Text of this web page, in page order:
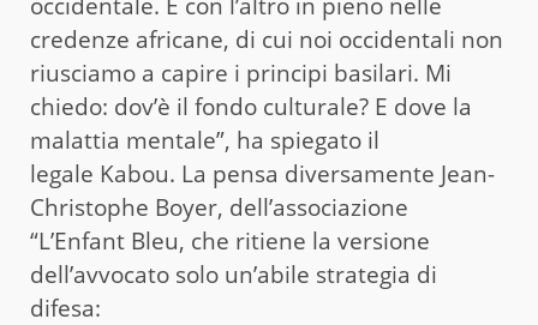
credenze africane, di cui noi occidentali non
riusciamo a capire i principi basilari. Mi
chiedo: dov’è il fondo culturale? E dove la
malattia mentale”, ha spiegato il
legale Kabou. La pensa diversamente Jean-
Christophe Boyer, dell’associazione
“L’Enfant Bleu, che ritiene la versione
dell’avvocato solo un’abile strategia di
difesa: